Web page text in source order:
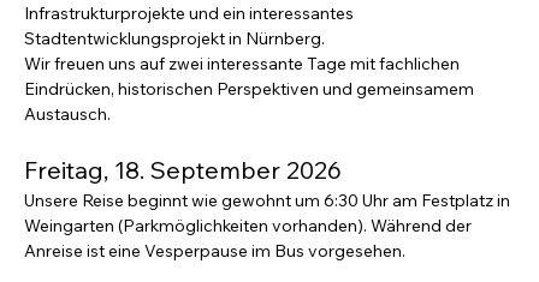
Infrastrukturprojekte und ein interessantes
Stadtentwicklungsprojekt in Nürnberg.
Wir freuen uns auf zwei interessante Tage mit fachlichen
Eindrücken, historischen Perspektiven und gemeinsamem
Austausch.
Freitag, 18. September 2026
Unsere Reise beginnt wie gewohnt um 6:30 Uhr am Festplatz in
Weingarten (Parkmöglichkeiten vorhanden). Während der
Anreise ist eine Vesperpause im Bus vorgesehen.